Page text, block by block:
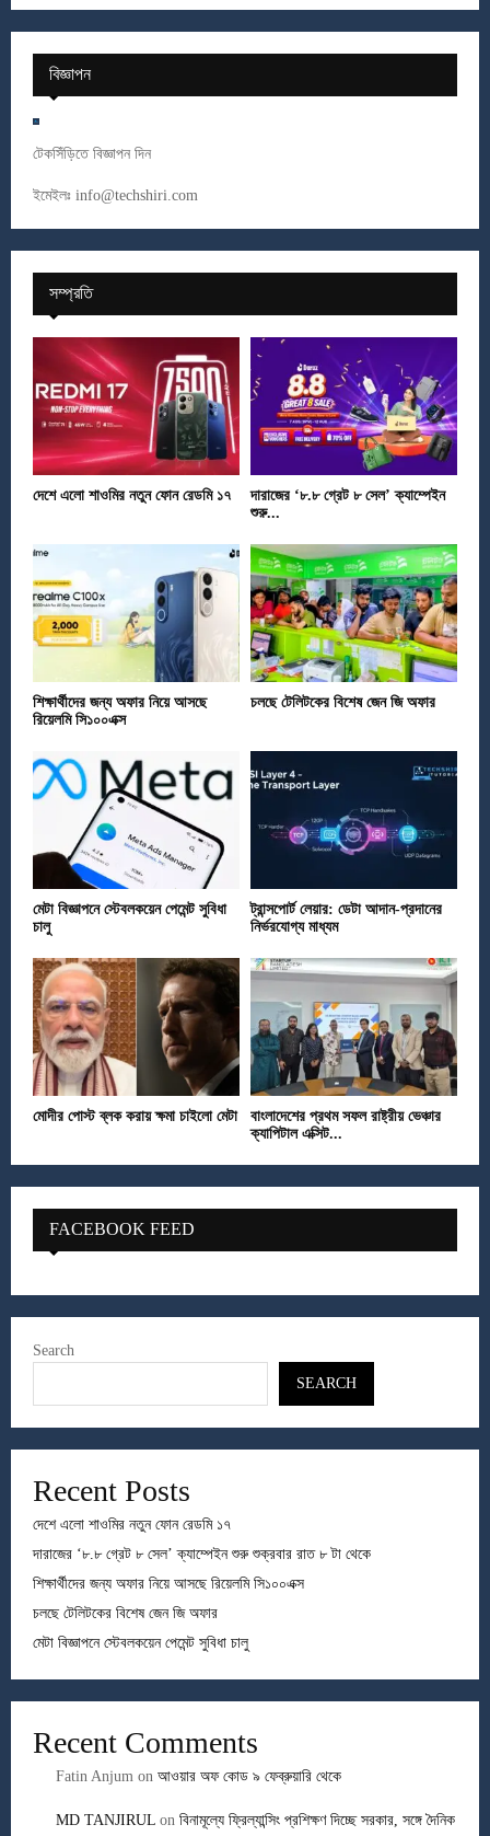
বিজ্ঞাপন
টেকসিঁড়িতে বিজ্ঞাপন দিন
ইমেইলঃ info@techshiri.com
সম্প্রতি
দেশে এলো শাওমির নতুন ফোন রেডমি ১৭
দারাজের ‘৮.৮ গ্রেট ৮ সেল’ ক্যাম্পেইন
শুরু...
শিক্ষার্থীদের জন্য অফার নিয়ে আসছে
রিয়েলমি সি১০০এক্স
চলছে টেলিটকের বিশেষ জেন জি অফার
মেটা বিজ্ঞাপনে স্টেবলকয়েন পেমেন্ট সুবিধা
চালু
ট্রান্সপোর্ট লেয়ার: ডেটা আদান-প্রদানের
নির্ভরযোগ্য মাধ্যম
মোদীর পোস্ট ব্লক করায় ক্ষমা চাইলো মেটা
বাংলাদেশের প্রথম সফল রাষ্ট্রীয় ভেঞ্চার
ক্যাপিটাল এক্সিট...
FACEBOOK FEED
Search
SEARCH
Recent Posts
দেশে এলো শাওমির নতুন ফোন রেডমি ১৭
দারাজের ‘৮.৮ গ্রেট ৮ সেল’ ক্যাম্পেইন শুরু শুক্রবার রাত ৮ টা থেকে
শিক্ষার্থীদের জন্য অফার নিয়ে আসছে রিয়েলমি সি১০০এক্স
চলছে টেলিটকের বিশেষ জেন জি অফার
মেটা বিজ্ঞাপনে স্টেবলকয়েন পেমেন্ট সুবিধা চালু
Recent Comments
Fatin Anjum on আওয়ার অফ কোড ৯ ফেব্রুয়ারি থেকে
MD TANJIRUL on বিনামূল্যে ফ্রিল্যান্সিং প্রশিক্ষণ দিচ্ছে সরকার, সঙ্গে দৈনিক